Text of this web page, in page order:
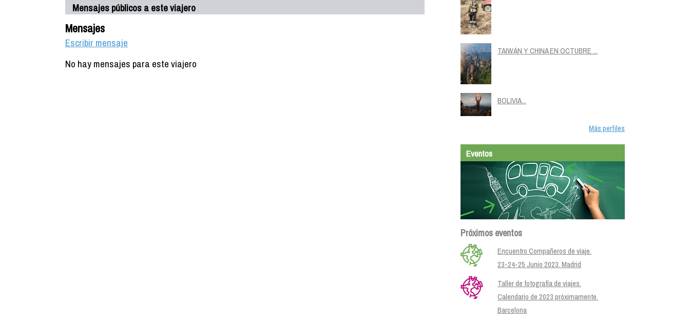
Mensajes públicos a este viajero
Mensajes
Escribir mensaje
No hay mensajes para este viajero
TAIWÁN Y CHINA EN OCTUBRE ...
BOLIVIA...
Más perfiles
Eventos
Próximos eventos
Encuentro Compañeros de viaje.
23-24-25 Junio 2023. Madrid
Taller de fotografía de viajes.
Calendario de 2023 próximamente.
Barcelona